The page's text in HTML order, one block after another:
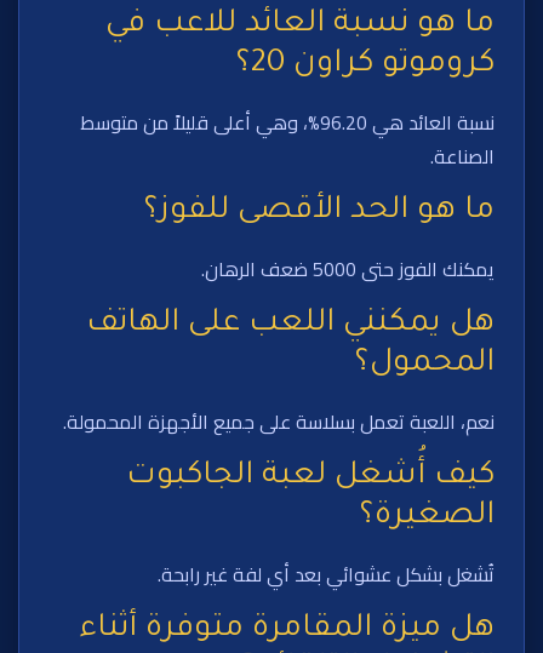
ما هو نسبة العائد للاعب في
كروموتو كراون 20؟
نسبة العائد هي 96.20%، وهي أعلى قليلاً من متوسط
الصناعة.
ما هو الحد الأقصى للفوز؟
يمكنك الفوز حتى 5000 ضعف الرهان.
هل يمكنني اللعب على الهاتف
المحمول؟
نعم، اللعبة تعمل بسلاسة على جميع الأجهزة المحمولة.
كيف أُشغل لعبة الجاكبوت
الصغيرة؟
تُشغل بشكل عشوائي بعد أي لفة غير رابحة.
هل ميزة المقامرة متوفرة أثناء